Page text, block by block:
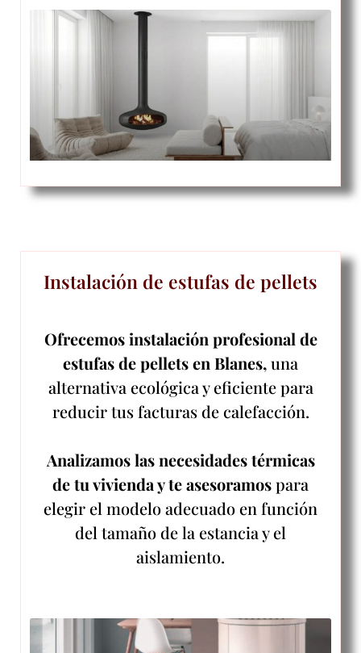
Instalación de estufas de pellets
Ofrecemos instalación profesional de
estufas de pellets en Blanes,una
alternativa ecológica y eficiente para
reducir tus facturas de calefacción.
Analizamos las necesidades térmicas
de tu vivienda y te asesoramospara
elegir el modelo adecuado en función
del tamaño de la estancia y el
aislamiento.